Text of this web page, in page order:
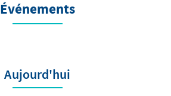
Événements
Aujourd'hui